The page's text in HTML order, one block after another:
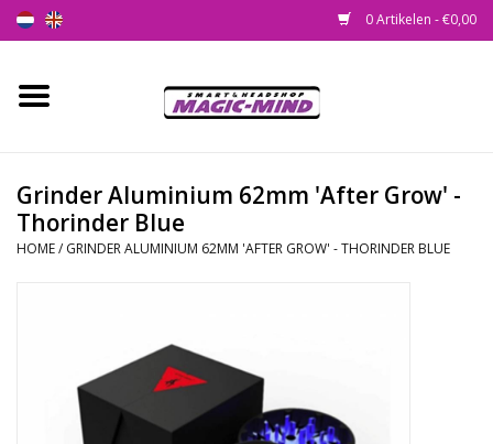
0 Artikelen - €0,00
Home
Smartshop
Health Supplies
Grinder Aluminium 62mm 'After Grow' -
Thorinder Blue
HOME/ GRINDER ALUMINIUM 62MM 'AFTER GROW' - THORINDER BLUE